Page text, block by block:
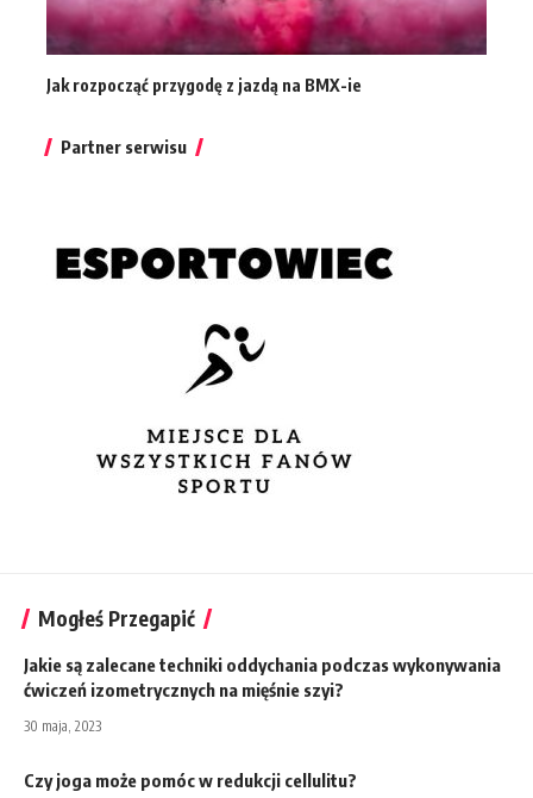
Jak rozpocząć przygodę z jazdą na BMX-ie
Partner serwisu
Mogłeś Przegapić
Jakie są zalecane techniki oddychania podczas wykonywania
ćwiczeń izometrycznych na mięśnie szyi?
30 maja, 2023
Czy joga może pomóc w redukcji cellulitu?